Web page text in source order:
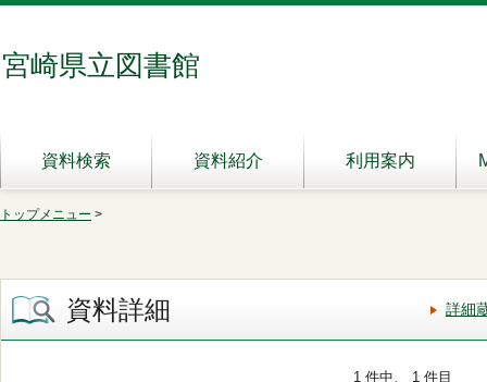
宮崎県立図書館
資料検索 資料紹介 利用案内
トップメニュー >
資料詳細 詳細
1 件中、 1 件目